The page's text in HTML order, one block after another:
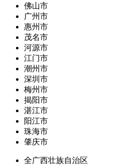
佛山市
广州市
惠州市
茂名市
河源市
江门市
潮州市
深圳市
梅州市
揭阳市
湛江市
阳江市
珠海市
肇庆市
全广西壮族自治区